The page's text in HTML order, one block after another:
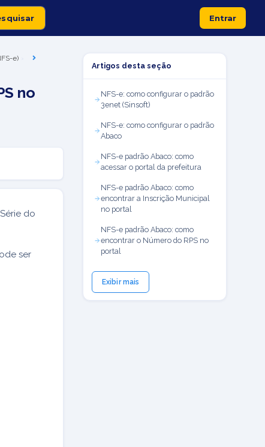
Entrar
e)
no
do
ser
Artigos desta seção
NFS-e: como configurar o padrão
3enet (Sinsoft)
NFS-e: como configurar o padrão
Abaco
NFS-e padrão Abaco: como
acessar o portal da prefeitura
NFS-e padrão Abaco: como
encontrar a Inscrição Municipal
no portal
NFS-e padrão Abaco: como
encontrar o Número do RPS no
portal
Exibir mais